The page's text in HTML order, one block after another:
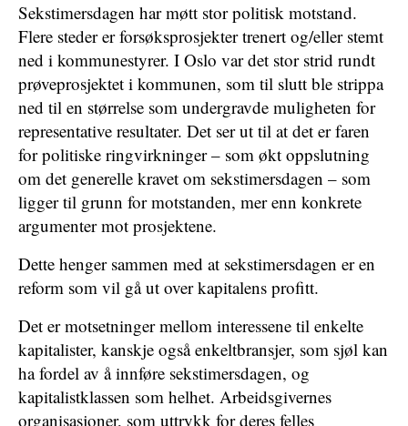
Sekstimersdagen har møtt stor politisk motstand.
Flere steder er forsøksprosjekter trenert og/eller stemt
ned i kommunestyrer. I Oslo var det stor strid rundt
prøveprosjektet i kommunen, som til slutt ble strippa
ned til en størrelse som undergravde muligheten for
representative resultater. Det ser ut til at det er faren
for politiske ringvirkninger – som økt oppslutning
om det generelle kravet om sekstimersdagen – som
ligger til grunn for motstanden, mer enn konkrete
argumenter mot prosjektene.
Dette henger sammen med at sekstimersdagen er en
reform som vil gå ut over kapitalens profitt.
Det er motsetninger mellom interessene til enkelte
kapitalister, kanskje også enkeltbransjer, som sjøl kan
ha fordel av å innføre sekstimersdagen, og
kapitalistklassen som helhet. Arbeidsgivernes
organisasjoner, som uttrykk for deres felles